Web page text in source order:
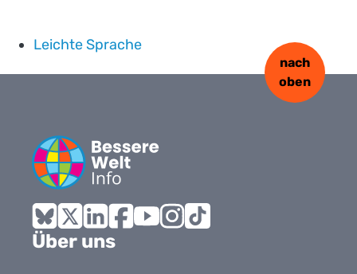
Leichte Sprache
Bluesky
X LinkedInFacebook
nach
oben
Über uns